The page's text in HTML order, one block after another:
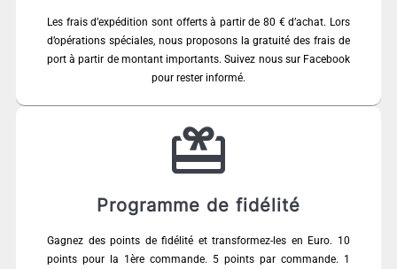
Les frais d’expédition sont offerts à partir de 80 € d’achat. Lors
d’opérations spéciales, nous proposons la gratuité des frais de
port à partir de montant importants. Suivez nous sur Facebook
pour rester informé.
Programme de fidélité
Gagnez des points de fidélité et transformez-les en Euro. 10
points pour la 1ère commande. 5 points par commande. 1